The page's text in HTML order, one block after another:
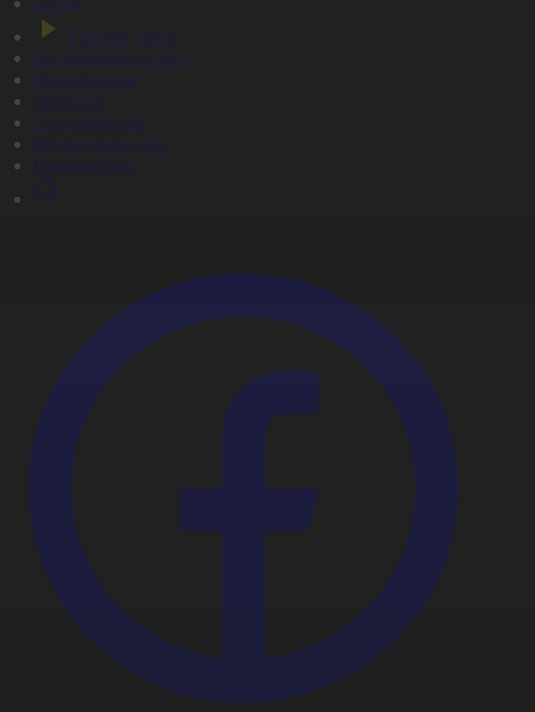
Тікелей эфир
Бағдарлама кестесі
Жаңалықтар
Жобалар
Телехикаялар
Мультсериалдар
Видеоархив